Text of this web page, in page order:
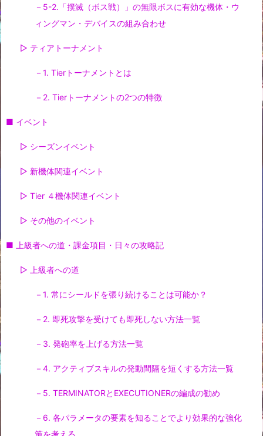
－5-2.「撲滅（ボス戦）」の無限ボスに有効な機体・ウ
ィングマン・デバイスの組み合わせ
▷ ティアトーナメント
－1. Tierトーナメントとは
－2. Tierトーナメントの2つの特徴
■ イベント
▷ シーズンイベント
▷ 新機体関連イベント
▷ Tier ４機体関連イベント
▷ その他のイベント
■ 上級者への道・課金項目・日々の攻略記
▷ 上級者への道
－1. 常にシールドを張り続けることは可能か？
－2. 即死攻撃を受けても即死しない方法一覧
－3. 発砲率を上げる方法一覧
－4. アクティブスキルの発動間隔を短くする方法一覧
－5. TERMINATORとEXECUTIONERの編成の勧め
－6. 各パラメータの要素を知ることでより効果的な強化